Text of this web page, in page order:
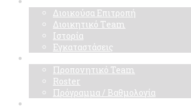
Διοικούσα Επιτροπή
Διοικητικό Τeam
Ιστορία
Εγκαταστάσεις
Προπονητικό Team
Roster
Πρόγραμμα / Βαθμολογία